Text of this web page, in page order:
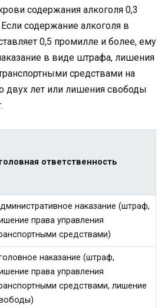
содержания алкоголя 0,3
содержание алкоголя в
0,5 промилле и более, ему
в виде штрафа, лишения
средствами на
двух лет или лишения свободы
ответственность
наказание (штраф,
права управления
средствами)
наказание (штраф,
права управления
средствами, лишение